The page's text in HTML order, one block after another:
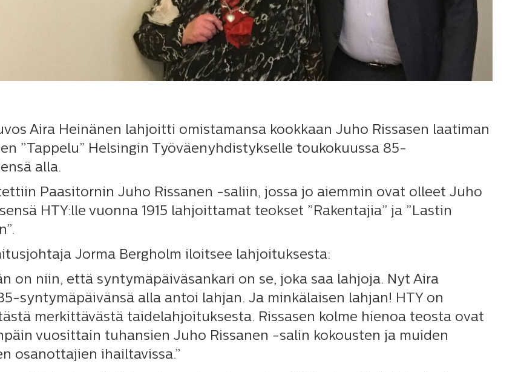
Aira Heinänen lahjoitti omistamansa kookkaan Juho Rissasen laatiman
”Tappelu” Helsingin Työväenyhdistykselle toukokuussa 85-
alla.
Paasitornin Juho Rissanen -saliin, jossa jo aiemmin ovat olleet Juho
HTY:lle vuonna 1915 lahjoittamat teokset ”Rakentajia” ja ”Lastin
Jorma Bergholm iloitsee lahjoituksesta:
on niin, että syntymäpäiväsankari on se, joka saa lahjoja. Nyt Aira
syntymäpäivänsä alla antoi lahjan. Ja minkälaisen lahjan! HTY on
merkittävästä taidelahjoituksesta. Rissasen kolme hienoa teosta ovat
vuosittain tuhansien Juho Rissanen -salin kokousten ja muiden
osanottajien ihailtavissa.”